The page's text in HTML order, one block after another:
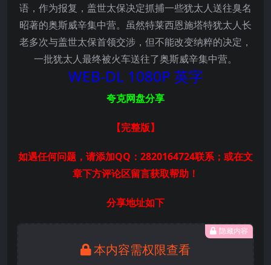
语，作为报复，盖世太保决定抓捕一些犹太人送往臭名
昭著的奥斯威辛集中营。虽然特莱西恩施塔特犹太人长
老多次与盖世太保首领交涉，但不能改变纳粹的决定，
一批犹太人最终被火车送往了奥斯威辛集中营。
WEB-DL 1080P 英字
夸克网盘分享
【完整版】
如遇任何问题，请添加QQ：2820164724联系；或在文
章下方评论区留言获取帮助！
分享地址如下
隐藏内容
本内容需权限查看